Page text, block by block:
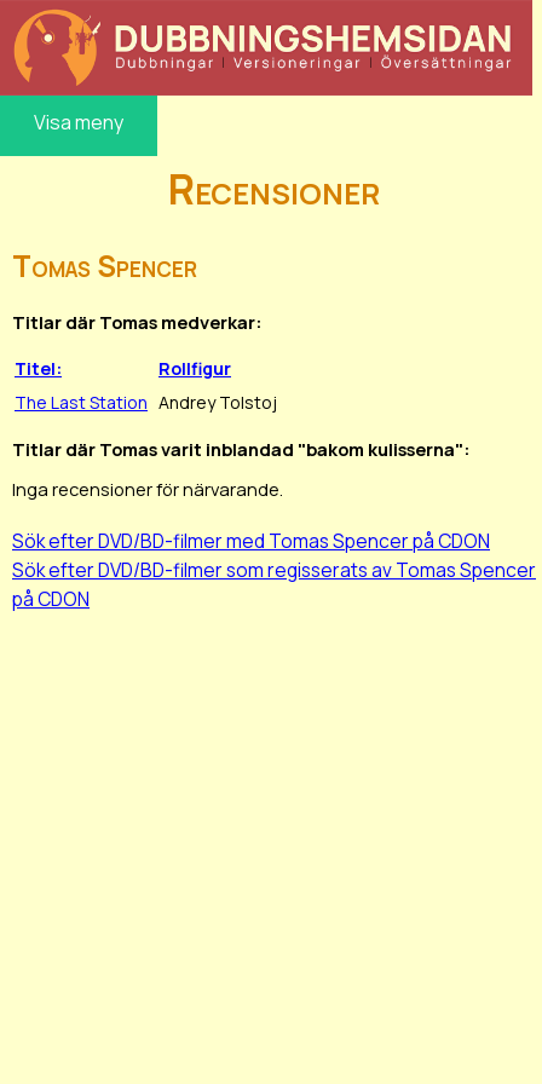
Visa meny
Recensioner
Tomas Spencer
Titlar där Tomas medverkar:
Titel:
Rollfigur
The Last Station Andrey Tolstoj
Titlar där Tomas varit inblandad "bakom kulisserna":
Inga recensioner för närvarande.
Sök efter DVD/BD-filmer med Tomas Spencer på CDON
Sök efter DVD/BD-filmer som regisserats av Tomas Spencer
på CDON